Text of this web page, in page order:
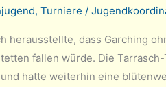
, Turniere /
herausstellte, dass Garching
fallen würde. Die
hatte weiterhin eine